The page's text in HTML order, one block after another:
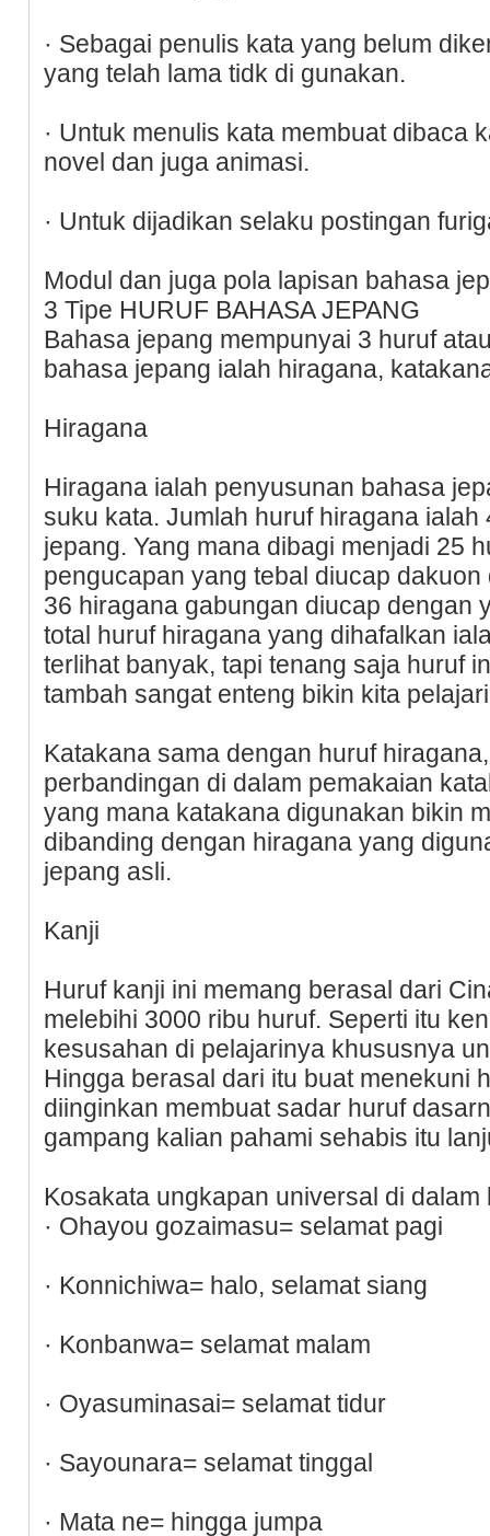
· Sebagai penulis kata yang belum
yang telah lama tidk di gunakan.
· Untuk menulis kata membuat dibaca
novel dan juga animasi.
· Untuk dijadikan selaku postingan
Modul dan juga pola lapisan bahasa
3 Tipe HURUF BAHASA JEPANG
Bahasa jepang mempunyai 3 huruf
bahasa jepang ialah hiragana,
Hiragana
Hiragana ialah penyusunan bahasa
suku kata. Jumlah huruf hiragana
jepang. Yang mana dibagi menjadi 25
pengucapan yang tebal diucap
36 hiragana gabungan diucap dengan
total huruf hiragana yang dihafalkan
terlihat banyak, tapi tenang saja huruf
tambah sangat enteng bikin kita
Katakana sama dengan huruf
perbandingan di dalam pemakaian
yang mana katakana digunakan bikin
dibanding dengan hiragana yang
jepang asli.
Kanji
Huruf kanji ini memang berasal dari
melebihi 3000 ribu huruf. Seperti itu
kesusahan di pelajarinya khususnya
Hingga berasal dari itu buat menekuni
diinginkan membuat sadar huruf
gampang kalian pahami sehabis itu
Kosakata ungkapan universal di dalam
· Ohayou gozaimasu= selamat pagi
· Konnichiwa= halo, selamat siang
· Konbanwa= selamat malam
· Oyasuminasai= selamat tidur
· Sayounara= selamat tinggal
· Mata ne= hingga jumpa